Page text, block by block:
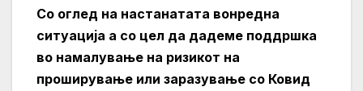
Со оглед на настанатата вонредна
ситуација а со цел да дадеме поддршка
во намалување на ризикот на
проширување или заразување со Ковид